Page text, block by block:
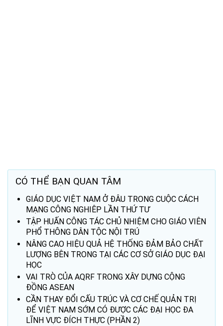
CÓ THỂ BẠN QUAN TÂM
GIÁO DỤC VIỆT NAM Ở ĐÂU TRONG CUỘC CÁCH
MẠNG CÔNG NGHIÊP LẦN THỨ TƯ
TẬP HUẤN CÔNG TÁC CHỦ NHIỆM CHO GIÁO VIÊN
PHỔ THÔNG DÂN TỘC NỘI TRÚ
NÂNG CAO HIỆU QUẢ HỆ THỐNG ĐẢM BẢO CHẤT
LƯỢNG BÊN TRONG TẠI CÁC CƠ SỞ GIÁO DỤC ĐẠI
HỌC
VAI TRÒ CỦA AQRF TRONG XÂY DỰNG CỘNG
ĐỒNG ASEAN
CẦN THAY ĐỔI CẤU TRÚC VÀ CƠ CHẾ QUẢN TRỊ
ĐỂ VIỆT NAM SỚM CÓ ĐƯỢC CÁC ĐẠI HỌC ĐA
LĨNH VỰC ĐÍCH THỰC (PHẦN 2)